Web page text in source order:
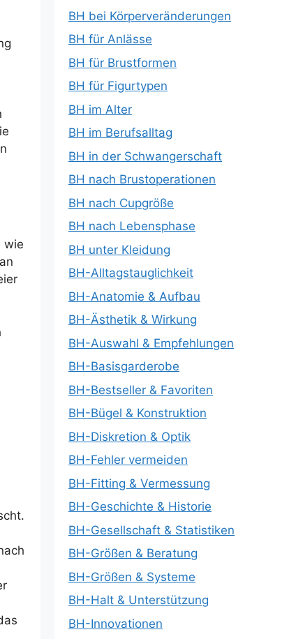
wie
BH bei Körperveränderungen
BH für Anlässe
BH für Brustformen
BH für Figurtypen
BH im Alter
BH im Berufsalltag
BH in der Schwangerschaft
BH nach Brustoperationen
BH nach Cupgröße
BH nach Lebensphase
BH unter Kleidung
BH-Alltagstauglichkeit
BH-Anatomie & Aufbau
BH-Ästhetik & Wirkung
BH-Auswahl & Empfehlungen
BH-Basisgarderobe
BH-Bestseller & Favoriten
BH-Bügel & Konstruktion
BH-Diskretion & Optik
BH-Fehler vermeiden
BH-Fitting & Vermessung
BH-Geschichte & Historie
BH-Gesellschaft & Statistiken
BH-Größen & Beratung
BH-Größen & Systeme
BH-Halt & Unterstützung
BH-Innovationen